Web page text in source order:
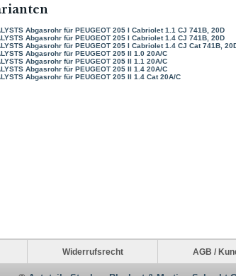
Abgasrohr für PEUGEOT 205 I Cabriolet 1.1 CJ 741B, 20D
Abgasrohr für PEUGEOT 205 I Cabriolet 1.4 CJ 741B, 20D
Abgasrohr für PEUGEOT 205 I Cabriolet 1.4 CJ Cat 741B,
Abgasrohr für PEUGEOT 205 II 1.0 20A/C
Abgasrohr für PEUGEOT 205 II 1.1 20A/C
Abgasrohr für PEUGEOT 205 II 1.4 20A/C
Abgasrohr für PEUGEOT 205 II 1.4 Cat 20A/C
Widerrufsrecht AGB /